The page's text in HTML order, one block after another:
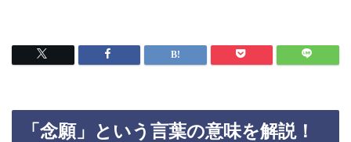
「念願」という言葉の意味を解説！